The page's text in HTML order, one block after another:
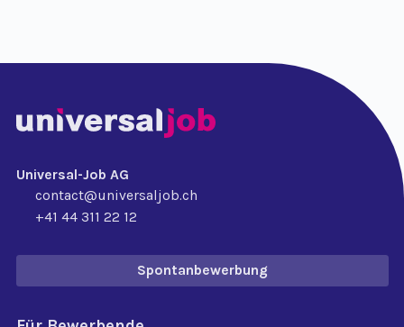
Universal-Job AG
contact@universaljob.ch
+41 44 311 22 12
Spontanbewerbung